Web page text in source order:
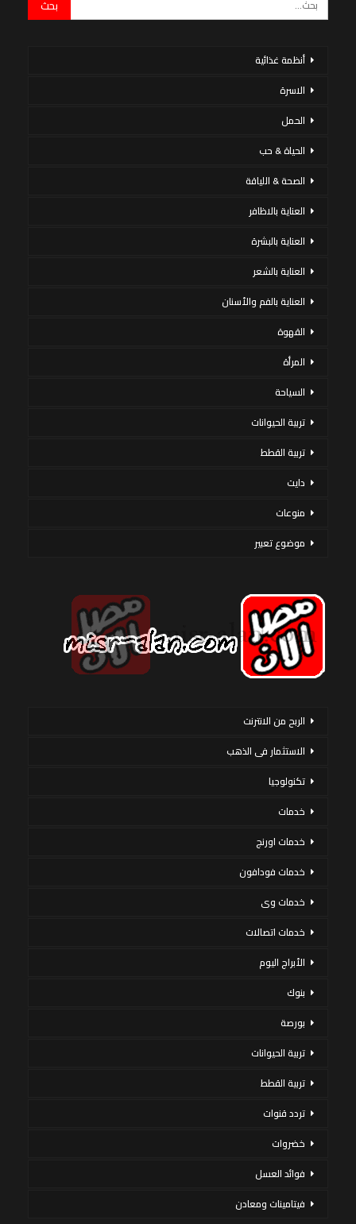
أنظمة غذائية
الاسرة
الحمل
الحياة & حب
الصحة & اللياقة
العناية بالاظافر
العناية بالبشرة
العناية بالشعر
العناية بالفم والأسنان
القهوة
المرأة
السياحة
تربية الحيوانات
تربية القطط
دايت
منوعات
موضوع تعبير
الربح من الانترنت
الاستثمار فى الذهب
تكنولوجيا
خدمات
خدمات اورنج
خدمات فودافون
خدمات وى
خدمات اتصالات
الأبراج اليوم
بنوك
بورصة
تربية الحيوانات
تربية القطط
تردد قنوات
خضروات
فوائد العسل
فيتامينات ومعادن